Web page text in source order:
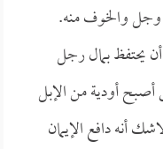
وجل والخوف منه.
يحتفظ بمال رجل
أصبح أودية من الإبل
أنه دافع الإيمان